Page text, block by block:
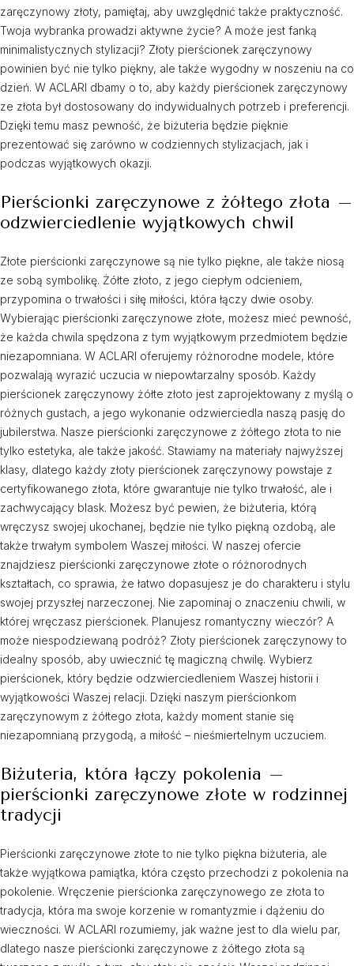
zaręczynowy złoty, pamiętaj, aby uwzględnić także praktyczność.
Twoja wybranka prowadzi aktywne życie? A może jest fanką
minimalistycznych stylizacji? Złoty pierścionek zaręczynowy
powinien być nie tylko piękny, ale także wygodny w noszeniu na co
dzień. W ACLARI dbamy o to, aby każdy pierścionek zaręczynowy
ze złota był dostosowany do indywidualnych potrzeb i preferencji.
Dzięki temu masz pewność, że biżuteria będzie pięknie
prezentować się zarówno w codziennych stylizacjach, jak i
podczas wyjątkowych okazji.
Pierścionki zaręczynowe z żółtego złota –
odzwierciedlenie wyjątkowych chwil
Złote pierścionki zaręczynowe są nie tylko piękne, ale także niosą
ze sobą symbolikę. Żółte złoto, z jego ciepłym odcieniem,
przypomina o trwałości i siłę miłości, która łączy dwie osoby.
Wybierając pierścionki zaręczynowe złote, możesz mieć pewność,
że każda chwila spędzona z tym wyjątkowym przedmiotem będzie
niezapomniana. W ACLARI oferujemy różnorodne modele, które
pozwalają wyrazić uczucia w niepowtarzalny sposób. Każdy
pierścionek zaręczynowy żółte złoto jest zaprojektowany z myślą o
różnych gustach, a jego wykonanie odzwierciedla naszą pasję do
jubilerstwa. Nasze pierścionki zaręczynowe z żółtego złota to nie
tylko estetyka, ale także jakość. Stawiamy na materiały najwyższej
klasy, dlatego każdy złoty pierścionek zaręczynowy powstaje z
certyfikowanego złota, które gwarantuje nie tylko trwałość, ale i
zachwycający blask. Możesz być pewien, że biżuteria, którą
wręczysz swojej ukochanej, będzie nie tylko piękną ozdobą, ale
także trwałym symbolem Waszej miłości. W naszej ofercie
znajdziesz pierścionki zaręczynowe złote o różnorodnych
kształtach, co sprawia, że łatwo dopasujesz je do charakteru i stylu
swojej przyszłej narzeczonej. Nie zapominaj o znaczeniu chwili, w
której wręczasz pierścionek. Planujesz romantyczny wieczór? A
może niespodziewaną podróż? Złoty pierścionek zaręczynowy to
idealny sposób, aby uwiecznić tę magiczną chwilę. Wybierz
pierścionek, który będzie odzwierciedleniem Waszej historii i
wyjątkowości Waszej relacji. Dzięki naszym pierścionkom
zaręczynowym z żółtego złota, każdy moment stanie się
niezapomnianą przygodą, a miłość – nieśmiertelnym uczuciem.
Biżuteria, która łączy pokolenia –
pierścionki zaręczynowe złote w rodzinnej
tradycji
Pierścionki zaręczynowe złote to nie tylko piękna biżuteria, ale
także wyjątkowa pamiątka, która często przechodzi z pokolenia na
pokolenie. Wręczenie pierścionka zaręczynowego ze złota to
tradycja, która ma swoje korzenie w romantyzmie i dążeniu do
wieczności. W ACLARI rozumiemy, jak ważne jest to dla wielu par,
dlatego nasze pierścionki zaręczynowe z żółtego złota są